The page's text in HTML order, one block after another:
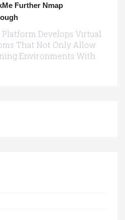
Further Nmap
Develops Virtual
That Not Only Allow
Environments With